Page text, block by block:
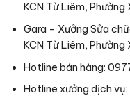
KCN Từ Liêm, Phường
Gara – Xưởng Sửa
KCN Từ Liêm, Phường
Hotline bán hàng:
Hotline xưởng dịch